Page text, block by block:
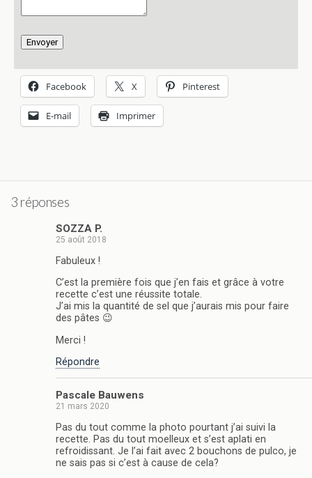
Envoyer
Facebook X Pinterest
E-mail Imprimer
3 réponses
SOZZA P.
25 août 2018
Fabuleux !
C’est la première fois que j’en fais et grâce à votre
recette c’est une réussite totale.
J’ai mis la quantité de sel que j’aurais mis pour faire
des pâtes 😉
Merci !
Répondre
Pascale Bauwens
21 mars 2020
Pas du tout comme la photo pourtant j’ai suivi la
recette. Pas du tout moelleux et s’est aplati en
refroidissant. Je l’ai fait avec 2 bouchons de pulco, je
ne sais pas si c’est à cause de cela?